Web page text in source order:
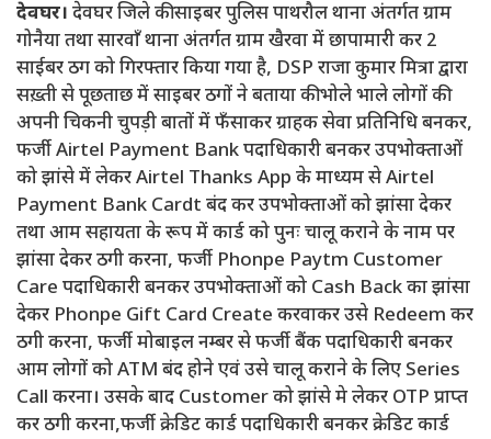
देवघर। देवघर जिले की साइबर पुलिस पाथरौल थाना अंतर्गत ग्राम
गोनैया तथा सारवाँ थाना अंतर्गत ग्राम खैरवा में छापामारी कर 2
साईबर ठग को गिरफ्तार किया गया है, DSP राजा कुमार मित्रा द्वारा
सख़्ती से पूछताछ में साइबर ठगों ने बताया की भोले भाले लोगों की
अपनी चिकनी चुपड़ी बातों में फँसाकर ग्राहक सेवा प्रतिनिधि बनकर,
फर्जी Airtel Payment Bank पदाधिकारी बनकर उपभोक्ताओं
को झांसे में लेकर Airtel Thanks App के माध्यम से Airtel
Payment Bank Cardt बंद कर उपभोक्ताओं को झांसा देकर
तथा आम सहायता के रूप में कार्ड को पुनः चालू कराने के नाम पर
झांसा देकर ठगी करना, फर्जी Phonpe Paytm Customer
Care पदाधिकारी बनकर उपभोक्ताओं को Cash Back का झांसा
देकर Phonpe Gift Card Create करवाकर उसे Redeem कर
ठगी करना, फर्जी मोबाइल नम्बर से फर्जी बैंक पदाधिकारी बनकर
आम लोगों को ATM बंद होने एवं उसे चालू कराने के लिए Series
Call करना। उसके बाद Customer को झांसे मे लेकर OTP प्राप्त
कर ठगी करना,फर्जी क्रेडिट कार्ड पदाधिकारी बनकर क्रेडिट कार्ड